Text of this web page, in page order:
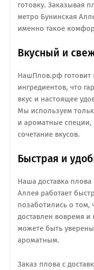
готовку. Заказывая
метро Бунинская
именно такое
Вкусный и
НашПлов.рф готовит
ингредиентов, что
вкус и настоящее
Мы используем
и ароматные специи,
сочетание вкусов.
Быстрая и
Наша доставка
Аллея работает
позаботились о
доставлен вовремя
можете быть
ароматным.
Заказ плова с